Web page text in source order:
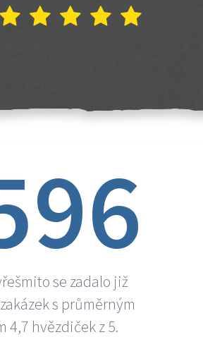
se zadalo již
s průměrným
4,7 hvězdiček z 5.